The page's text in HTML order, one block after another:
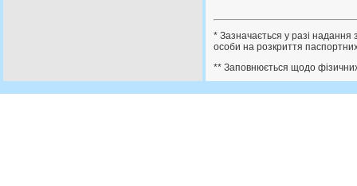
* Зазначається у разі надання
особи на розкриття
** Заповнюється щодо